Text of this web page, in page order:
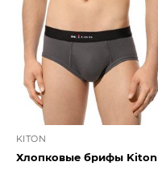
KITON
Хлопковые брифы Kiton